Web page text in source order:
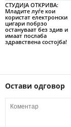
СТУДИЈА ОТКРИВА:
Младите луѓе кои
користат електронски
цигари побрзо
остануваат без здив и
имаат послаба
здравствена состојба!
Остави одговор